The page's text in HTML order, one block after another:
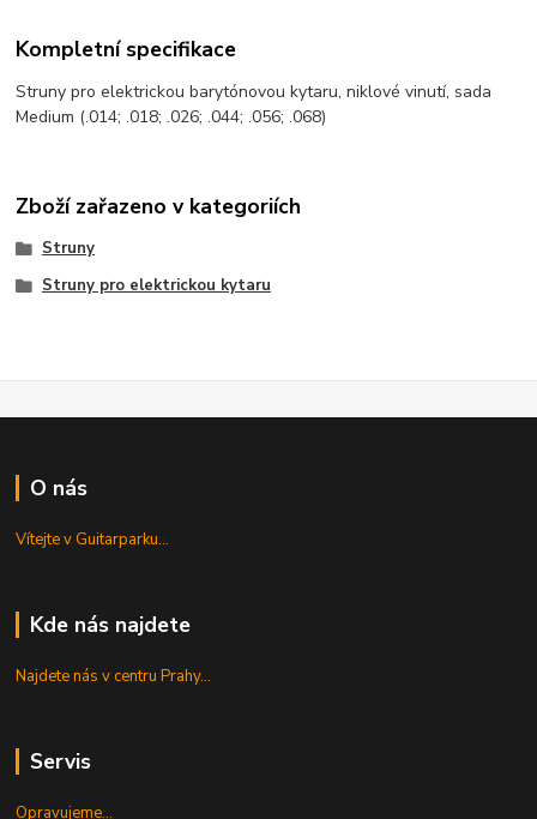
Kompletní specifikace
Struny pro elektrickou barytónovou kytaru, niklové vinutí, sada
Medium (.014; .018; .026; .044; .056; .068)
Zboží zařazeno v kategoriích
Struny
Struny pro elektrickou kytaru
O nás
Vítejte v Guitarparku...
Kde nás najdete
Najdete nás v centru Prahy...
Servis
Opravujeme...